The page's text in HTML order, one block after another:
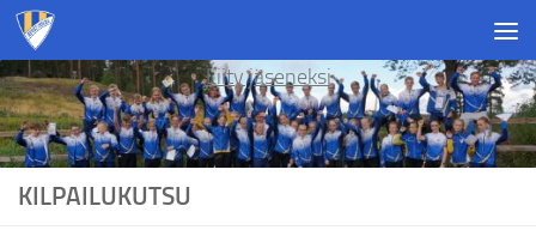
Skip to content
Liity jäseneksi
KILPAILUKUTSU